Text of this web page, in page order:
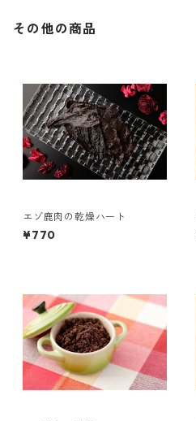
その他の商品
エゾ鹿肉の乾燥ハート
¥770